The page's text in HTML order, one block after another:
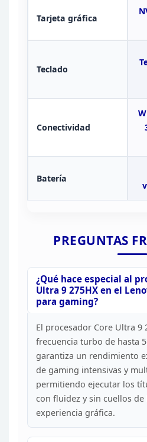
Tarjeta gráfica
Teclado
Conectividad
Batería
PREGUNTAS
¿Qué hace especial al
Ultra 9 275HX en el
para gaming?
El procesador Core Ultra 9
frecuencia turbo de hasta
garantiza un rendimiento
de gaming intensivas y
permitiendo ejecutar los
con fluidez y sin cuellos de
experiencia gráfica.